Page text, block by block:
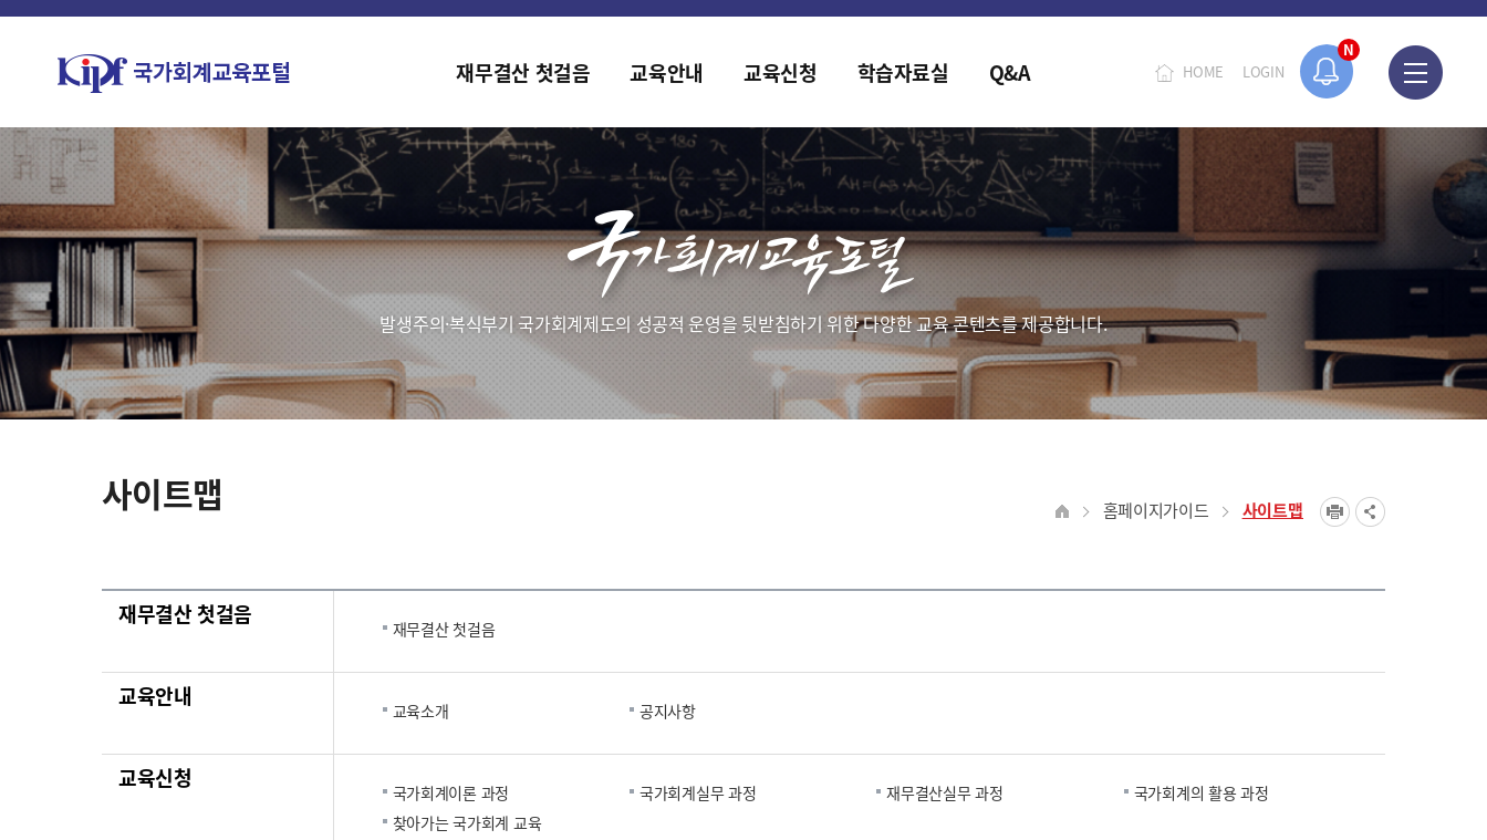
N
홈페이지가 새롭게 개편되었습니다.
HOME LOGIN
재무결산 첫걸음 교육안내 교육신청 학습자료실 Q&A
발생주의·복식부기 국가회계제도의 성공적 운영을 뒷받침하기 위한 다양한 교육 콘텐츠를 제공합니다.
사이트맵 홈페이지가이드 사이트맵
재무결산 첫걸음
재무결산 첫걸음
교육안내
교육소개 공지사항
교육신청
국가회계이론 과정 국가회계실무 과정 재무결산실무 과정
국가회계의 활용 과정
찾아가는 국가회계 교육